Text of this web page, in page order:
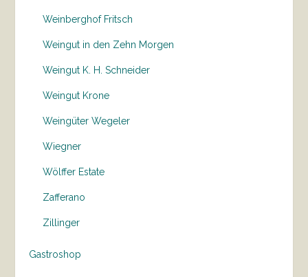
Weinberghof Fritsch
Weingut in den Zehn Morgen
Weingut K. H. Schneider
Weingut Krone
Weingüter Wegeler
Wiegner
Wölffer Estate
Zafferano
Zillinger
Gastroshop